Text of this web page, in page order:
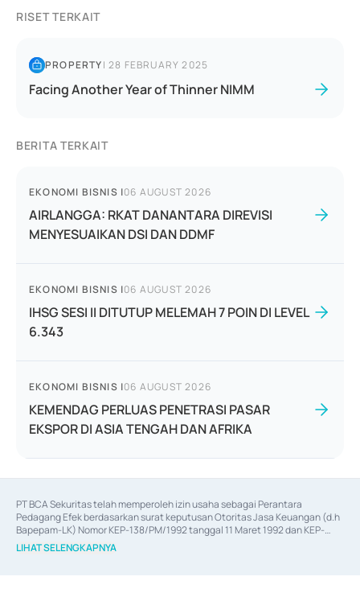
RISET TERKAIT
PROPERTY|28 FEBRUARY 2025
Facing Another Year of Thinner NIMM
BERITA TERKAIT
EKONOMI BISNIS |06 AUGUST 2026
AIRLANGGA: RKAT DANANTARA DIREVISI
MENYESUAIKAN DSI DAN DDMF
EKONOMI BISNIS |06 AUGUST 2026
IHSG SESI II DITUTUP MELEMAH 7 POIN DI LEVEL
6.343
EKONOMI BISNIS |06 AUGUST 2026
KEMENDAG PERLUAS PENETRASI PASAR
EKSPOR DI ASIA TENGAH DAN AFRIKA
PT BCA Sekuritas telah memperoleh izin usaha sebagai Perantara
Pedagang Efek berdasarkan surat keputusan Otoritas Jasa Keuangan (d.h
Bapepam-LK) Nomor KEP-138/PM/1992 tanggal 11 Maret 1992 dan KEP-
06/D.04/2014 tanggal 28 Februari 2014, izin usaha sebagai Penjamin Emisi
Efek berdasarkan surat keputusan Otoritas Jasa Keuangan Nomor KEP-
LIHAT SELENGKAPNYA